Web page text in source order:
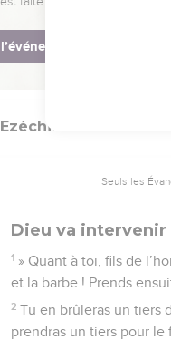
rationnée et dans
17 Ils manqueront ainsi
Ezéchiel
Seuls les
Dieu va
1 » Quant à toi, fils de
et la barbe ! Prends
2 Tu en brûleras un tiers
prendras un tiers pour le